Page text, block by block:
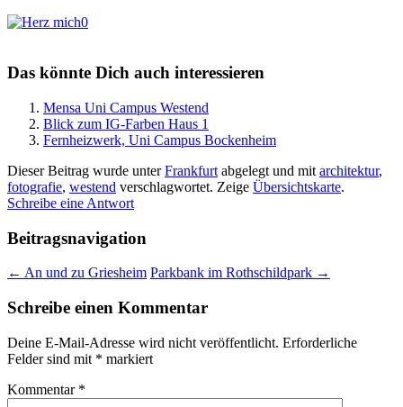
0
Das könnte Dich auch interessieren
Mensa Uni Campus Westend
Blick zum IG-Farben Haus 1
Fernheizwerk, Uni Campus Bockenheim
Dieser Beitrag wurde unterFrankfurt abgelegt und mit architektur,
fotografie, westend verschlagwortet. Zeige Übersichtskarte.
Schreibe eine Antwort
Beitragsnavigation
← An und zu Griesheim Parkbank im Rothschildpark →
Schreibe einen Kommentar
Deine E-Mail-Adresse wird nicht veröffentlicht. Erforderliche
Felder sind mit * markiert
Kommentar *